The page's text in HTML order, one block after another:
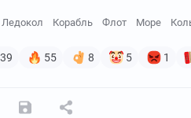
Ледокол Корабль Флот Море
55 8 5 1